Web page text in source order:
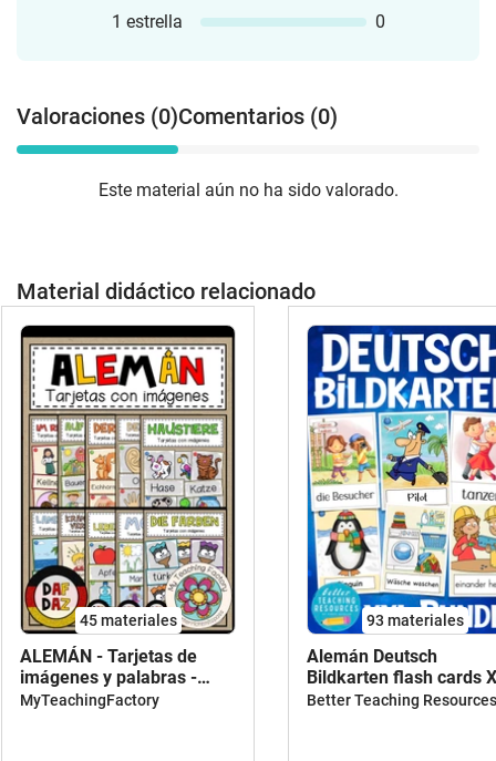
1 estrella
0
Valoraciones (0)Comentarios (0)
Este material aún no ha sido valorado.
Material didáctico relacionado
45 materiales
ALEMÁN - Tarjetas de
imágenes y palabras -
PAQUETE DE AHORRO
MyTeachingFactory
93 materiales
Alemán Deutsch
Bildkarten flash cards
bundle